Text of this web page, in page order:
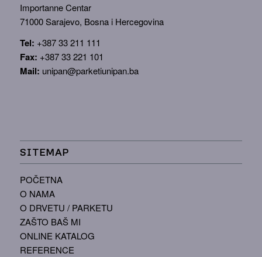
Importanne Centar
71000 Sarajevo, Bosna i Hercegovina
Tel: +387 33 211 111
Fax: +387 33 221 101
Mail: unipan@parketiunipan.ba
SITEMAP
POČETNA
O NAMA
O DRVETU / PARKETU
ZAŠTO BAŠ MI
ONLINE KATALOG
REFERENCE